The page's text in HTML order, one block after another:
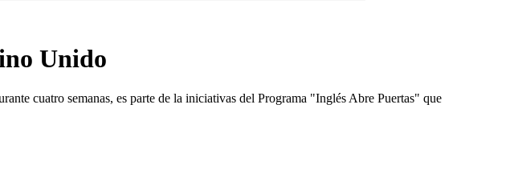
Unido
cuatro semanas, es parte de la iniciativas del Programa "Inglés Abre Puertas" que